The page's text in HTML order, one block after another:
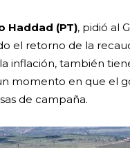
Haddad (PT), pidió al
el retorno de la
inflación, también
momento en que el
de campaña.